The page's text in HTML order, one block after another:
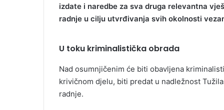
izdate i naredbe za sva druga relevantna
radnje u cilju utvrđivanja svih okolnosti
U toku kriminalistička obrada
Nad osumnjičenim će biti obavljena
krivičnom djelu, biti predat u nadležnost
radnje.